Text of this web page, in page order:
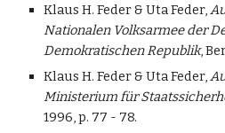
Klaus H. Feder & Uta Feder,
Nationalen Volksarmee der
Demokratischen Republik,
Klaus H. Feder & Uta Feder,
Ministerium für
1996, p. 77 - 78.